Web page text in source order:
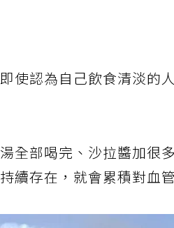
使認為自己飲食清淡的
全部喝完、沙拉醬加很
續存在，就會累積對血